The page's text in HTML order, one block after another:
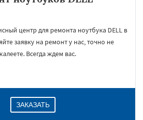
центр для ремонта ноутбука DELL в
заявку на ремонт у нас, точно не
Всегда ждем вас.
ЗАКАЗАТЬ